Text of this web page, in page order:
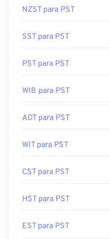
NZST para PST
SST para PST
PST para PST
WIB para PST
ADT para PST
WIT para PST
CST para PST
HST para PST
EST para PST